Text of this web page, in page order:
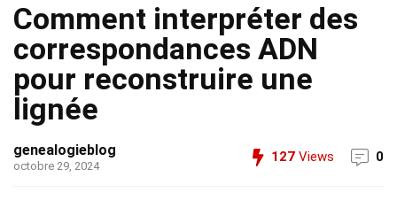
Comment interpréter des
correspondances ADN
pour reconstruire une
lignée
genealogieblog
octobre 29, 2024
127 Views 0